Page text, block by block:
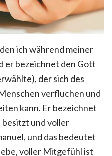
den ich während meiner
er bezeichnet den Gott
der sich des
verfluchen und
kann. Er bezeichnet
und voller
und das bedeutet
voller Mitgefühl ist